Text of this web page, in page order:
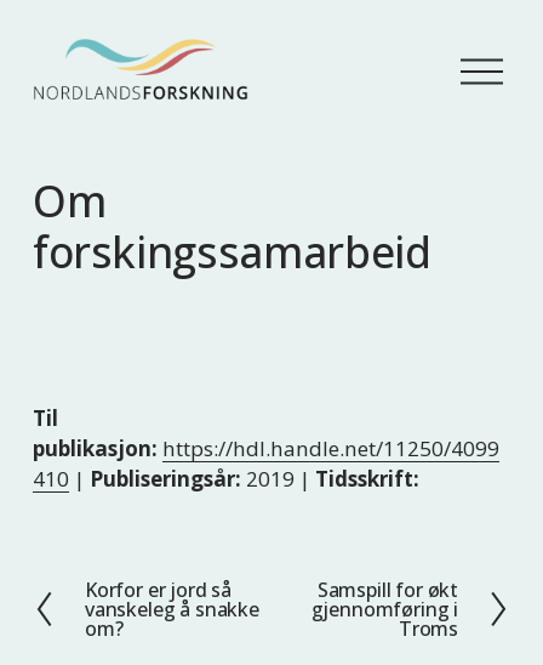
Å
p
Om
forskingssamarbeid
Til
publikasjon: https://hdl.handle.net/11250/4099
410 | Publiseringsår: 2019 | Tidsskrift:
F
o
Korfor er jord så
vanskeleg å snakke
om?
Samspill for økt
gjennomføring i
Troms